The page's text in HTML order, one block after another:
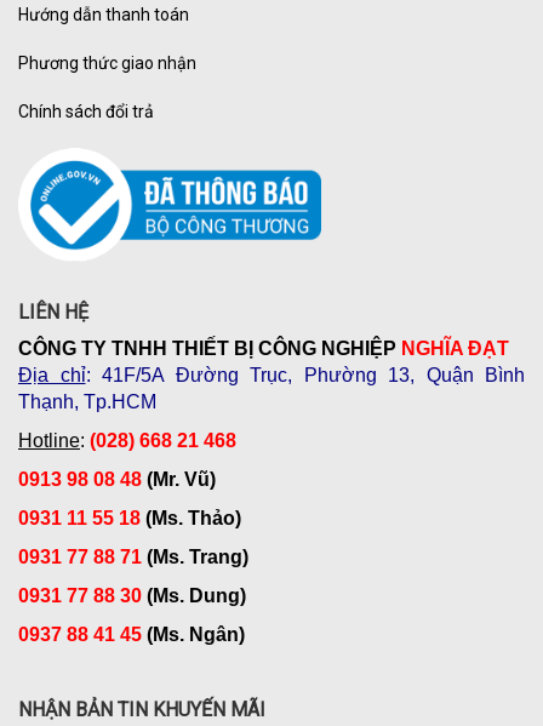
Hướng dẫn thanh toán
Phương thức giao nhận
Chính sách đổi trả
LIÊN HỆ
CÔNG TY TNHH THIẾT BỊ CÔNG NGHIỆP NGHĨA ĐẠT
Địa chỉ: 41F/5A Đường Trục, Phường 13, Quận Bình
Thạnh, Tp.HCM
Hotline: (028) 668 21 468
0913 98 08 48 (Mr. Vũ)
0931 11 55 18 (Ms. Thảo)
0931 77 88 71 (Ms. Trang)
0931 77 88 30 (Ms. Dung)
0937 88 41 45 (Ms. Ngân)
NHẬN BẢN TIN KHUYẾN MÃI